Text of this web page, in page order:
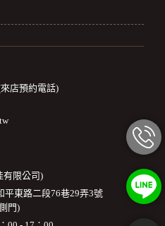
店預約電話)
有限公司)
平東路二段76巷29弄3號
門)